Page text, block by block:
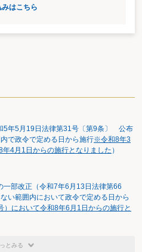
化省令8①）。
電子情報処理組織（e-Tax）を
た後、e-Taxのメッセージボック
）を確認し、改めてダイレクト納
指定の選択）をすることで、納税
振替により納付が行われるため、
に行う必要があった。また、申告
期限）までに終了していても、法
ム稼働時間外である場合には、改
法定納期限の翌日以後にその納付
はこちら
5年5月19日法律第31号〔第9条〕 公布
で政令で定める日から施行※令和8年3
4月1日からの施行となりました ）
一部改正（令和7年6月13日法律第66
い範囲内において政令で定める日から
において令和8年6月1日からの施行と
とみる